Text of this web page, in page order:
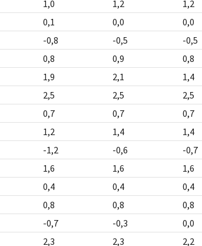
1,0 1,2 1,2
0,1 0,0 0,0
-0,8 -0,5 -0,5
0,8 0,9 0,8
1,9 2,1 1,4
2,5 2,5 2,5
0,7 0,7 0,7
1,2 1,4 1,4
-1,2 -0,6 -0,7
1,6 1,6 1,6
0,4 0,4 0,4
0,8 0,8 0,8
-0,7 -0,3 0,0
2,3 2,3 2,2